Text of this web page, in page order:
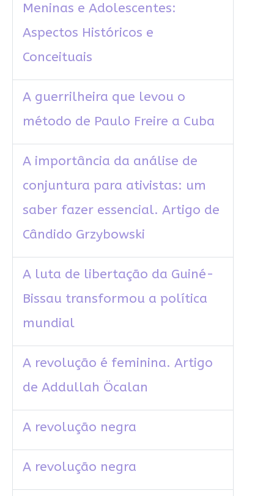
Meninas e Adolescentes:
Aspectos Históricos e
Conceituais
A guerrilheira que levou o
método de Paulo Freire a Cuba
A importância da análise de
conjuntura para ativistas: um
saber fazer essencial. Artigo de
Cândido Grzybowski
A luta de libertação da Guiné-
Bissau transformou a política
mundial
A revolução é feminina. Artigo
de Addullah Öcalan
A revolução negra
A revolução negra